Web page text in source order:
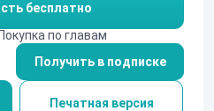
бесплатно
по главам
Получить в подписке
Печатная версия